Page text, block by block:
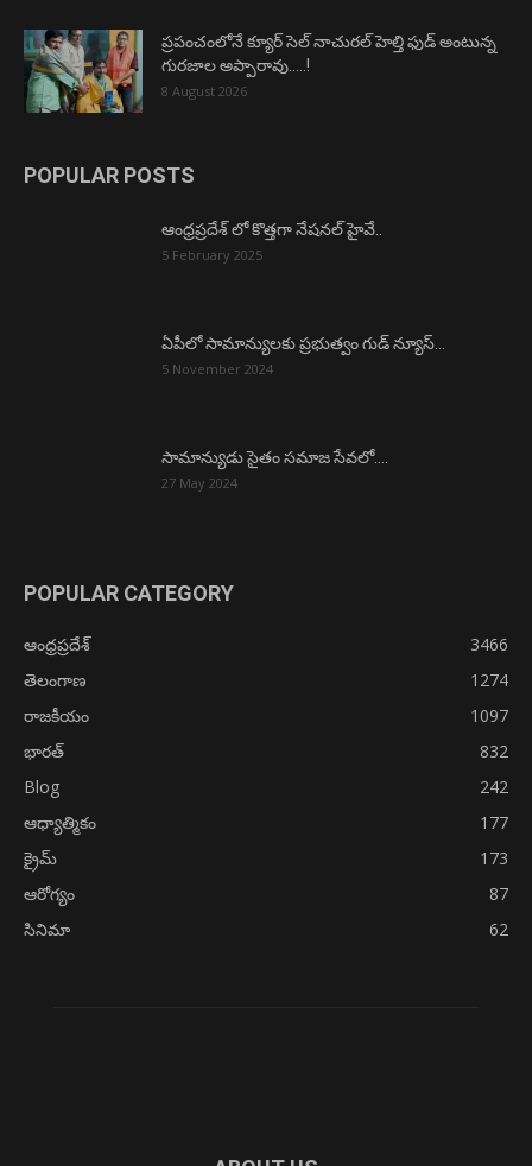
ప్రపంచంలోనే క్యూర్ సెల్ నాచురల్ హెల్తి ఫుడ్ అంటున్న
గురజాల అప్పారావు…..!
8 August 2026
POPULAR POSTS
ఆంధ్రప్రదేశ్ లో కొత్తగా నేషనల్ హైవే..
5 February 2025
ఏపీలో సామాన్యులకు ప్రభుత్వం గుడ్ న్యూస్…
5 November 2024
సామాన్యుడు సైతం సమాజ సేవలో….
27 May 2024
POPULAR CATEGORY
ఆంధ్రప్రదేశ్
3466
తెలంగాణ
1274
రాజకీయం
1097
భారత్
832
Blog
242
ఆధ్యాత్మికం
177
క్రైమ్
173
ఆరోగ్యం
87
సినిమా
62